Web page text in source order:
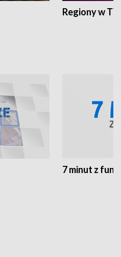
Regiony w
7 minut z